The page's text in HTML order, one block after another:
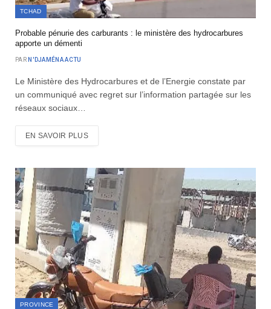
TCHAD
Probable pénurie des carburants : le ministère des hydrocarbures
apporte un démenti
PAR N'DJAMÉNA ACTU
Le Ministère des Hydrocarbures et de l’Energie constate par
un communiqué avec regret sur l’information partagée sur les
réseaux sociaux…
EN SAVOIR PLUS
PROVINCE